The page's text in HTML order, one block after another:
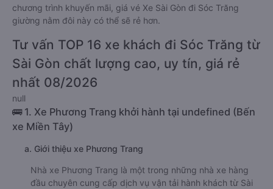
chương trình khuyến mãi, giá vé Xe Sài Gòn đi Sóc Trăng
giường nằm đôi này có thể sẽ rẻ hơn.
Tư vấn TOP 16 xe khách đi Sóc Trăng từ
Sài Gòn chất lượng cao, uy tín, giá rẻ
nhất 08/2026
null
🚌 1. Xe Phương Trang khởi hành tại undefined (Bến
xe Miền Tây)
a. Giới thiệu xe Phương Trang
Nhà xe Phương Trang là một trong những nhà xe hàng
đầu chuyên cung cấp dịch vụ vận tải hành khách từ Sài